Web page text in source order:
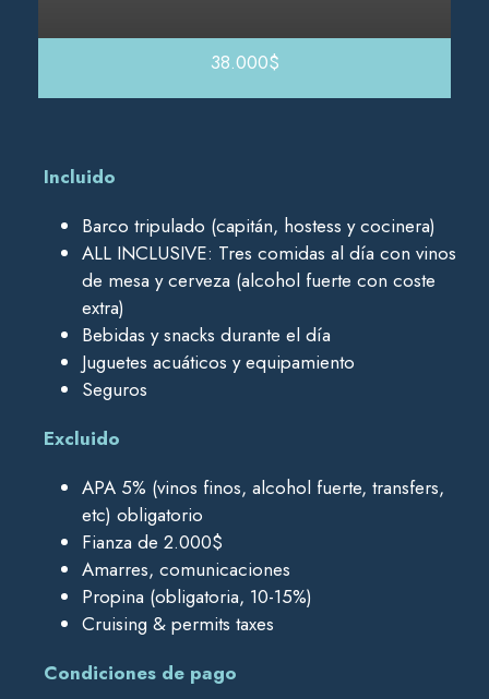
38.000$
Incluido
Barco tripulado (capitán, hostess y cocinera)
ALL INCLUSIVE: Tres comidas al día con vinos
de mesa y cerveza (alcohol fuerte con coste
extra)
Bebidas y snacks durante el día
Juguetes acuáticos y equipamiento
Seguros
Excluido
APA 5% (vinos finos, alcohol fuerte, transfers,
etc) obligatorio
Fianza de 2.000$
Amarres, comunicaciones
Propina (obligatoria, 10-15%)
Cruising & permits taxes
Condiciones de pago